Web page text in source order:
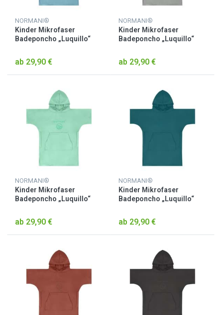
NORMANI®
Kinder Mikrofaser
Badeponcho „Luquillo“
ab 29,90 €
NORMANI®
Kinder Mikrofaser
Badeponcho „Luquillo“
ab 29,90 €
NORMANI®
Kinder Mikrofaser
Badeponcho „Luquillo“
ab 29,90 €
NORMANI®
Kinder Mikrofaser
Badeponcho „Luquillo“
ab 29,90 €